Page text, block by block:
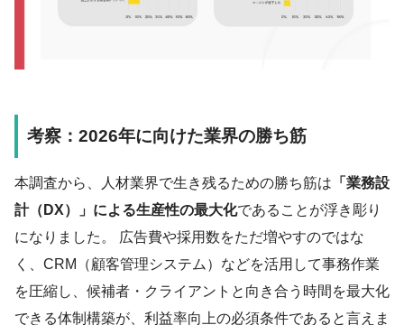
考察：2026年に向けた業界の勝ち筋
本調査から、人材業界で生き残るための勝ち筋は 「業務設
計（DX）」による生産性の最大化であることが浮き彫り
になりました。 広告費や採用数をただ増やすのではな
く、CRM（顧客管理システム）などを活用して事務作業
を圧縮し、候補者・クライアントと向き合う時間を最大化
できる体制構築が、利益率向上の必須条件であると言えま